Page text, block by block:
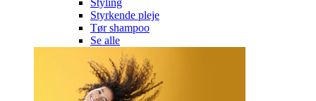
Styling
Styrkende pleje
Tør shampoo
Se alle